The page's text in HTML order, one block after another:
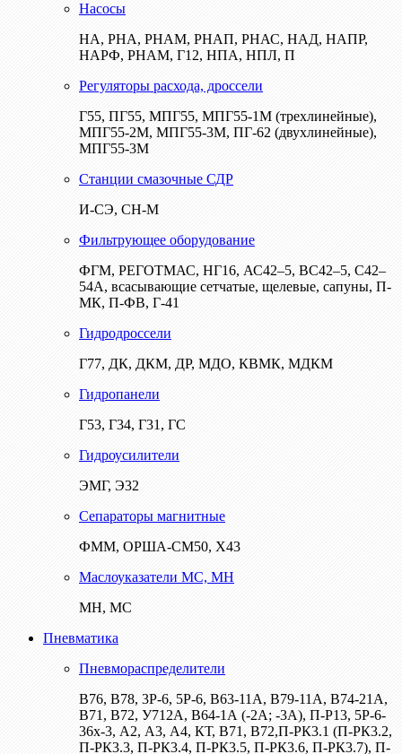
Насосы
НА, РНА, РНАМ, РНАП, РНАС, НАД, НАПР,
НАРФ, РНАМ, Г12, НПА, НПЛ, П
Регуляторы расхода, дроссели
Г55, ПГ55, МПГ55, МПГ55-1М (трехлинейные),
МПГ55-2М, МПГ55-3М, ПГ-62 (двухлинейные),
МПГ55-3М
Станции смазочные СДР
И-СЭ, СН-М
Фильтрующее оборудование
ФГМ, РЕГОТМАС, НГ16, АС42–5, ВС42–5, С42–
54А, всасывающие сетчатые, щелевые, сапуны, П-
МК, П-ФВ, Г-41
Гидродроссели
Г77, ДК, ДКМ, ДР, МДО, КВМК, МДКМ
Гидропанели
Г53, Г34, Г31, ГС
Гидроусилители
ЭМГ, Э32
Сепараторы магнитные
ФММ, ОРША-СМ50, Х43
Маслоуказатели МС, МН
МН, МС
Пневматика
Пневмораспределители
В76, В78, 3Р-6, 5Р-6, В63-11А, В79-11А, В74-21А,
В71, В72, У712А, В64-1А (-2А; -3А), П-Р13, 5Р-6-
36х-3, А2, А3, А4, КТ, В71, В72,П-РК3.1 (П-РК3.2,
П-РК3.3, П-РК3.4, П-РК3.5, П-РК3.6, П-РК3.7), П-